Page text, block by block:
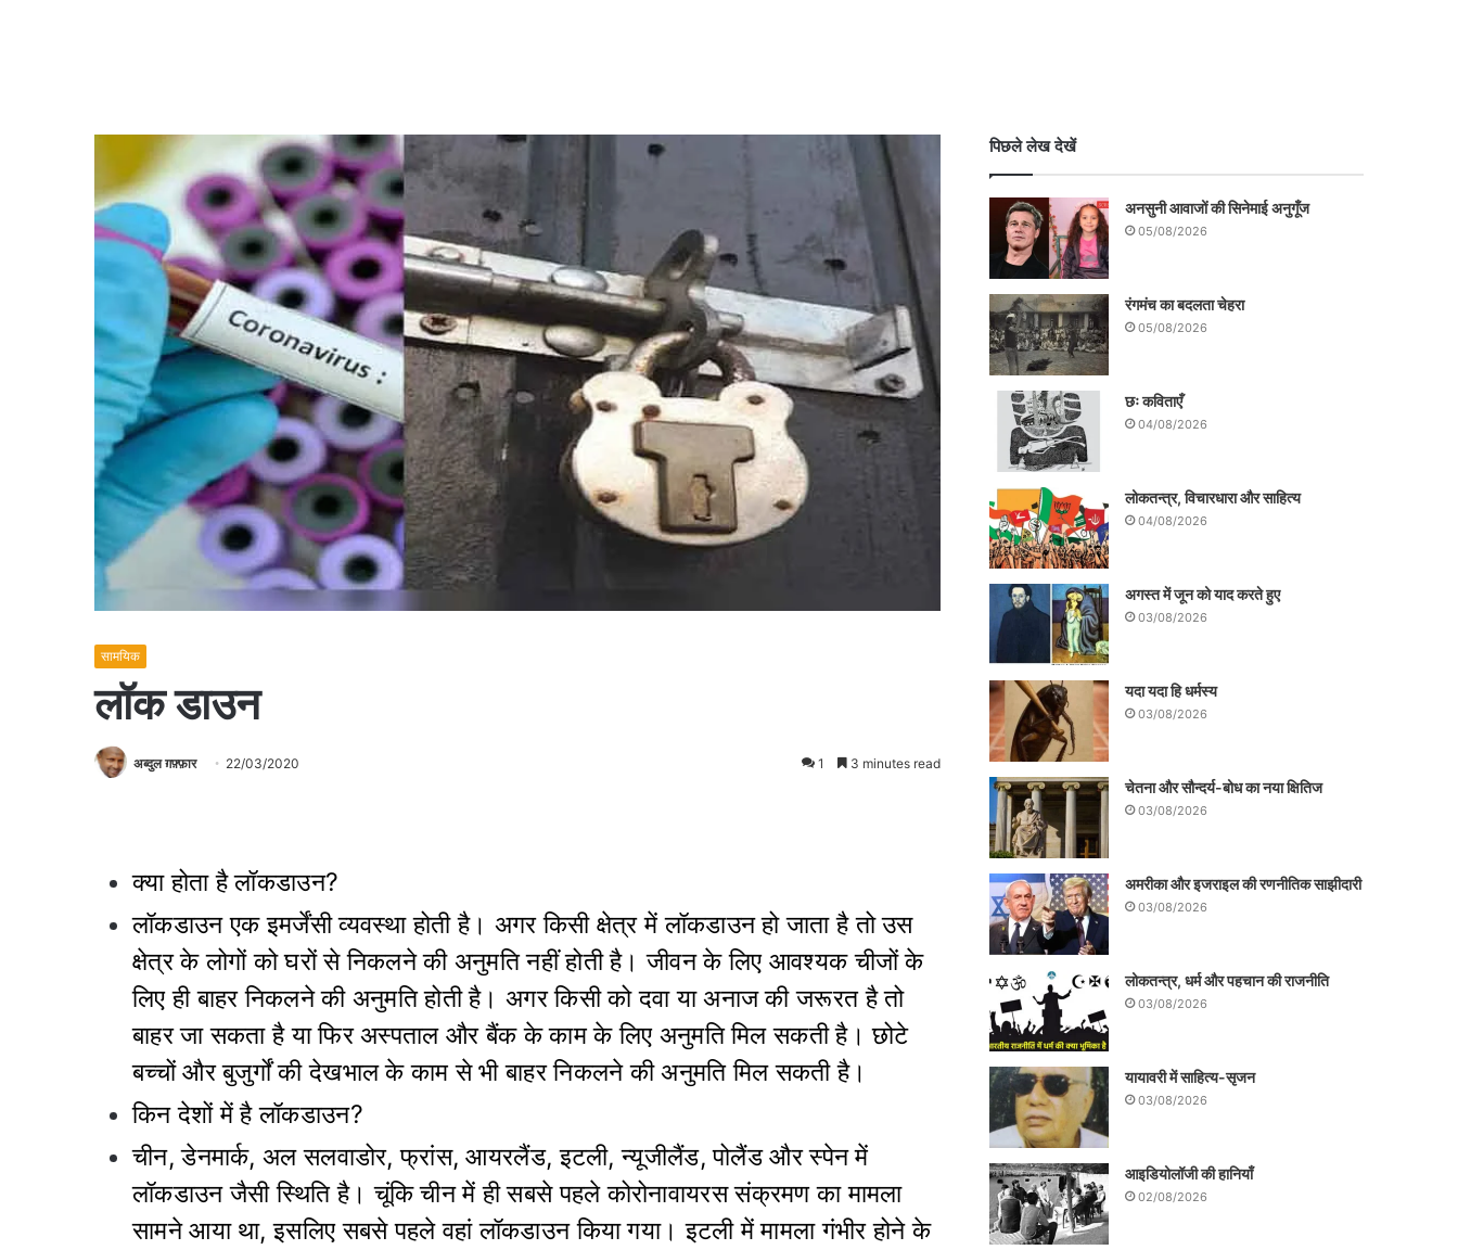
सामयिक
लॉक डाउन
अब्दुल ग़फ़्फ़ार 22/03/2020 1 3 minutes read
क्या होता है लॉकडाउन?
लॉकडाउन एक इमर्जेंसी व्यवस्था होती है। अगर किसी क्षेत्र में लॉकडाउन हो जाता है तो उस
क्षेत्र के लोगों को घरों से निकलने की अनुमति नहीं होती है। जीवन के लिए आवश्यक चीजों के
लिए ही बाहर निकलने की अनुमति होती है। अगर किसी को दवा या अनाज की जरूरत है तो
बाहर जा सकता है या फिर अस्पताल और बैंक के काम के लिए अनुमति मिल सकती है। छोटे
बच्चों और बुजुर्गों की देखभाल के काम से भी बाहर निकलने की अनुमति मिल सकती है।
किन देशों में है लॉकडाउन?
चीन, डेनमार्क, अल सलवाडोर, फ्रांस, आयरलैंड, इटली, न्यूजीलैंड, पोलैंड और स्पेन में
लॉकडाउन जैसी स्थिति है। चूंकि चीन में ही सबसे पहले कोरोनावायरस संक्रमण का मामला
सामने आया था, इसलिए सबसे पहले वहां लॉकडाउन किया गया। इटली में मामला गंभीर होने के
पिछले लेख देखें
अनसुनी आवाजों की सिनेमाई अनुगूँज
05/08/2026
रंगमंच का बदलता चेहरा
05/08/2026
छः कविताएँ
04/08/2026
लोकतन्त्र, विचारधारा और साहित्य
04/08/2026
अगस्त में जून को याद करते हुए
03/08/2026
यदा यदा हि धर्मस्य
03/08/2026
चेतना और सौन्दर्य-बोध का नया क्षितिज
03/08/2026
अमरीका और इजराइल की रणनीतिक साझीदारी
03/08/2026
लोकतन्त्र, धर्म और पहचान की राजनीति
03/08/2026
यायावरी में साहित्य-सृजन
03/08/2026
आइडियोलॉजी की हानियाँ
02/08/2026